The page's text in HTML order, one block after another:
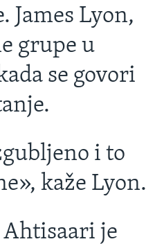
James Lyon,
grupe u
se govori
i to
kaže Lyon.
je